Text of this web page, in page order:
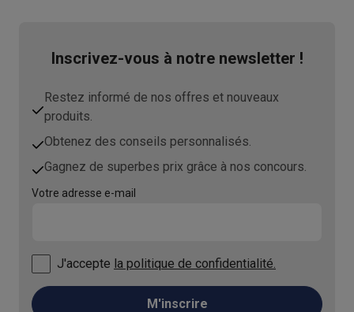
Inscrivez-vous à notre newsletter !
Restez informé de nos offres et nouveaux
produits.
Obtenez des conseils personnalisés.
Gagnez de superbes prix grâce à nos concours.
Votre adresse e-mail
J'accepte la politique de confidentialité.
M'inscrire